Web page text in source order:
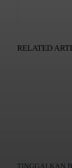
RELATED
TINGGALKAN